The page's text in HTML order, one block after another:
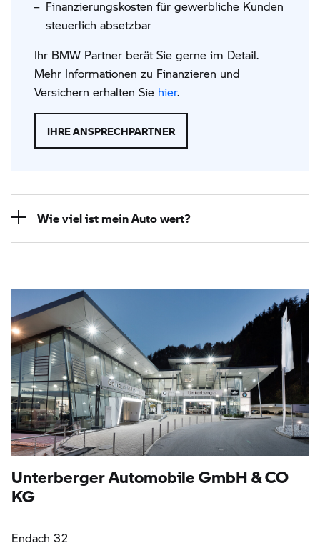
Finanzierungskosten für gewerbliche Kunden
steuerlich absetzbar
Ihr BMW Partner berät Sie gerne im Detail.
Mehr Informationen zu Finanzieren und
Versichern erhalten Sie hier.
IHRE ANSPRECHPARTNER
Wie viel ist mein Auto wert?
Unterberger Automobile GmbH & CO
KG
Endach 32